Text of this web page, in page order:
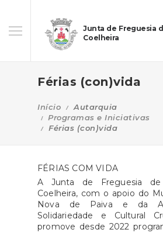
Junta de Freguesia
Coelheira
Férias (con)vida
Início
Autarquia
Programas e Iniciativas
Férias (con)vida
FÉRIAS COM VIDA
A Junta de Freguesia
Coelheira, com o apoio do
Nova de Paiva e da
Solidariedade e Cultural
promove desde 2022